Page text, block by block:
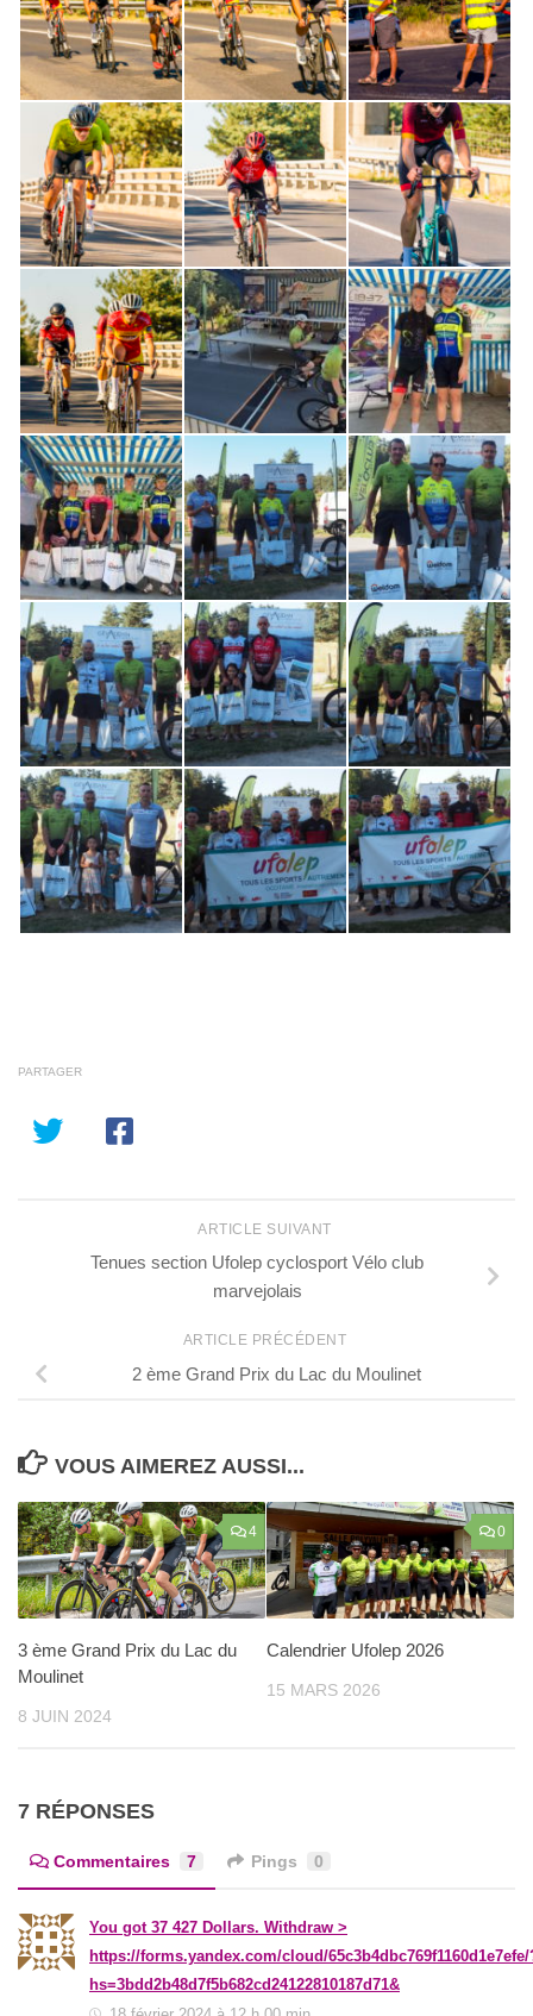
PARTAGER
ARTICLE SUIVANT
Tenues section Ufolep cyclosport Vélo club
marvejolais
ARTICLE PRÉCÉDENT
2 ème Grand Prix du Lac du Moulinet
VOUS AIMEREZ AUSSI...
4
3 ème Grand Prix du Lac du
Moulinet
8 JUIN 2024
0
Calendrier Ufolep 2026
15 MARS 2026
7 RÉPONSES
Commentaires 7 Pings 0
You got 37 427 Dollars. Withdrаw >
https://forms.yandex.com/cloud/65c3b4dbc769f1160d1e7efe/
hs=3bdd2b48d7f5b682cd24122810187d71&